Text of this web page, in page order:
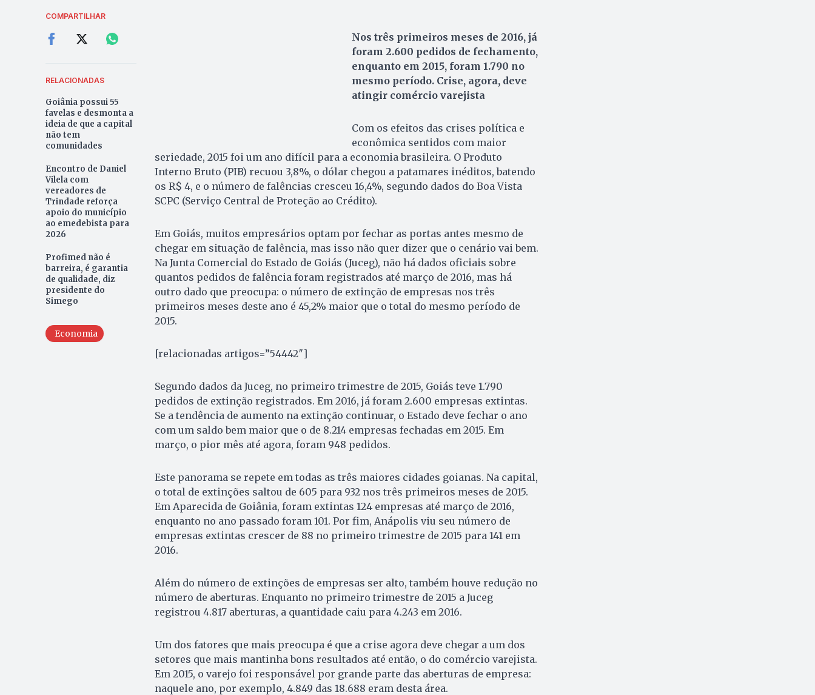
COMPARTILHAR
RELACIONADAS
Goiânia possui 55
favelas e desmonta a
ideia de que a capital
não tem
comunidades
Encontro de Daniel
Vilela com
vereadores de
Trindade reforça
apoio do município
ao emedebista para
2026
Profimed não é
barreira, é garantia
de qualidade, diz
presidente do
Simego
Economia
Nos três primeiros meses de 2016, já
foram 2.600 pedidos de fechamento,
enquanto em 2015, foram 1.790 no
mesmo período. Crise, agora, deve
atingir comércio varejista
Com os efeitos das crises política e
econômica sentidos com maior
seriedade, 2015 foi um ano difícil para a economia brasileira. O Produto
Interno Bruto (PIB) recuou 3,8%, o dólar chegou a patamares inéditos, batendo
os R$ 4, e o número de falências cresceu 16,4%, segundo dados do Boa Vista
SCPC (Serviço Central de Proteção ao Crédito).
Em Goiás, muitos empresários optam por fechar as portas antes mesmo de
chegar em situação de falência, mas isso não quer dizer que o cenário vai bem.
Na Junta Comercial do Estado de Goiás (Juceg), não há dados oficiais sobre
quantos pedidos de falência foram registrados até março de 2016, mas há
outro dado que preocupa: o número de extinção de empresas nos três
primeiros meses deste ano é 45,2% maior que o total do mesmo período de
2015.
[relacionadas artigos=”54442″]
Segundo dados da Juceg, no primeiro trimestre de 2015, Goiás teve 1.790
pedidos de extinção registrados. Em 2016, já foram 2.600 empresas extintas.
Se a tendência de aumento na extinção continuar, o Estado deve fechar o ano
com um saldo bem maior que o de 8.214 empresas fechadas em 2015. Em
março, o pior mês até agora, foram 948 pedidos.
Este panorama se repete em todas as três maiores cidades goianas. Na capital,
o total de extinções saltou de 605 para 932 nos três primeiros meses de 2015.
Em Aparecida de Goiânia, foram extintas 124 empresas até março de 2016,
enquanto no ano passado foram 101. Por fim, Anápolis viu seu número de
empresas extintas crescer de 88 no primeiro trimestre de 2015 para 141 em
2016.
Além do número de extinções de empresas ser alto, também houve redução no
número de aberturas. Enquanto no primeiro trimestre de 2015 a Juceg
registrou 4.817 aberturas, a quantidade caiu para 4.243 em 2016.
Um dos fatores que mais preocupa é que a crise agora deve chegar a um dos
setores que mais mantinha bons resultados até então, o do comércio varejista.
Em 2015, o varejo foi responsável por grande parte das aberturas de empresa:
naquele ano, por exemplo, 4.849 das 18.688 eram desta área.